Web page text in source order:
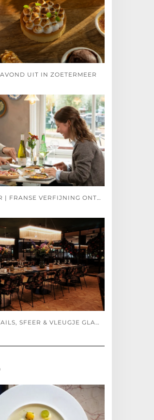
UIT IN ZOETERMEER
BAYONNE RESTOBAR | FRANSE VERFIJNING ONTMOET SPAANSE PASSIE
MISS JONES | COCKTAILS, SFEER & VLEUGJE GLAMOUR